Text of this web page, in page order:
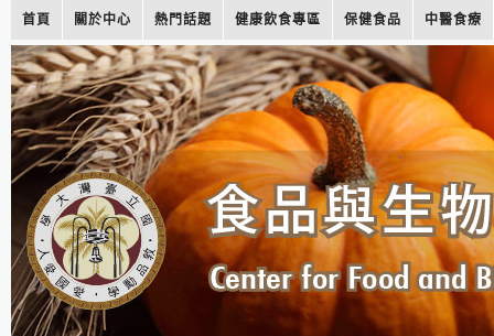
首頁 關於中心 熱門話題 健康飲食專區 保健食品 中醫食療